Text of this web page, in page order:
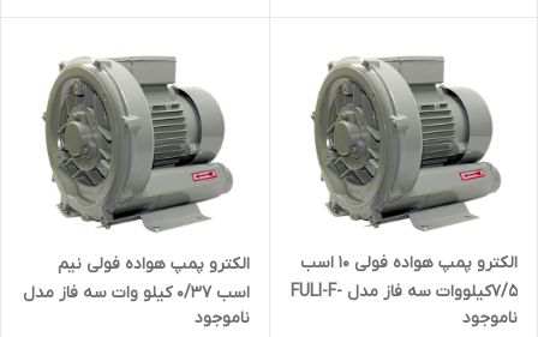
الکترو پمپ هواده فولی 10 اسب
7/5کیلووات سه فاز مدل FULI-F-
HG-7500SB
ناموجود
الکترو پمپ هواده فولی نیم
اسب 0/37 کیلو وات سه فاز مدل
FULI-F-HG-370SB
ناموجود